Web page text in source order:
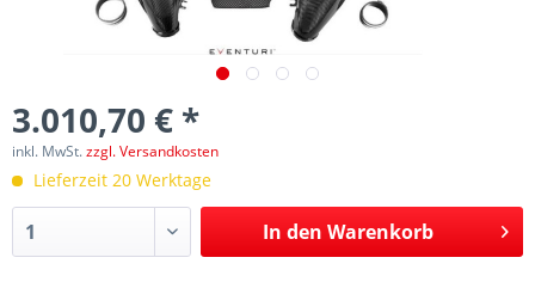
3.010,70 € *
inkl. MwSt.zzgl. Versandkosten
Lieferzeit 20 Werktage
In den Warenkorb